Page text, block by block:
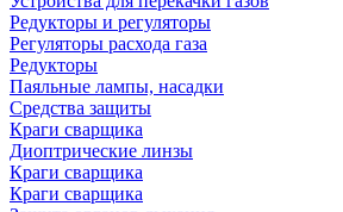
Редукторы и регуляторы
Регуляторы расхода газа
Редукторы
Паяльные лампы, насадки
Средства защиты
Краги сварщика
Диоптрические линзы
Краги сварщика
Краги сварщика